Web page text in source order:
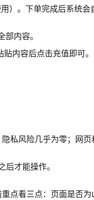
）。下单完成后系统会
部内容。
内容后点击充值即可。
私风险几乎为零；网页
才能操作。
点看三点：页面是否为